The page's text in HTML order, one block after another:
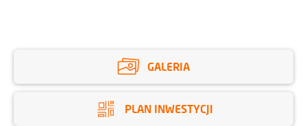
GALERIA
PLAN INWESTYCJI